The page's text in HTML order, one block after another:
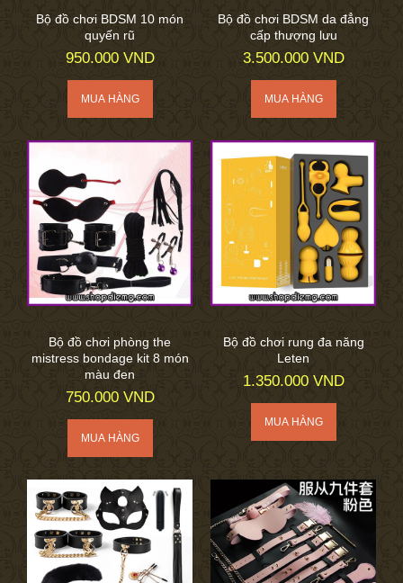
Bộ đồ chơi BDSM 10 món
quyến rũ
950.000 VND
Bộ đồ chơi BDSM da đẳng
cấp thượng lưu
3.500.000 VND
Bộ đồ chơi phòng the
mistress bondage kit 8 món
màu đen
750.000 VND
Bộ đồ chơi rung đa năng
Leten
1.350.000 VND